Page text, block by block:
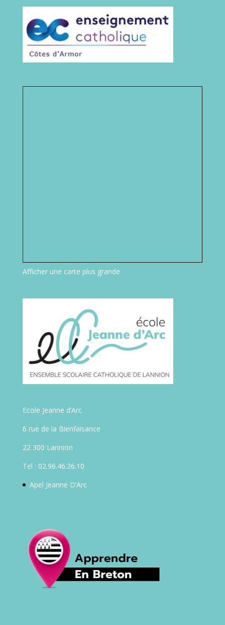
Afficher une carte plus grande
Ecole Jeanne d’Arc
6 rue de la Bienfaisance
22 300 Lannion
Tel : 02.96.46.26.10
Apel Jeanne D’Arc